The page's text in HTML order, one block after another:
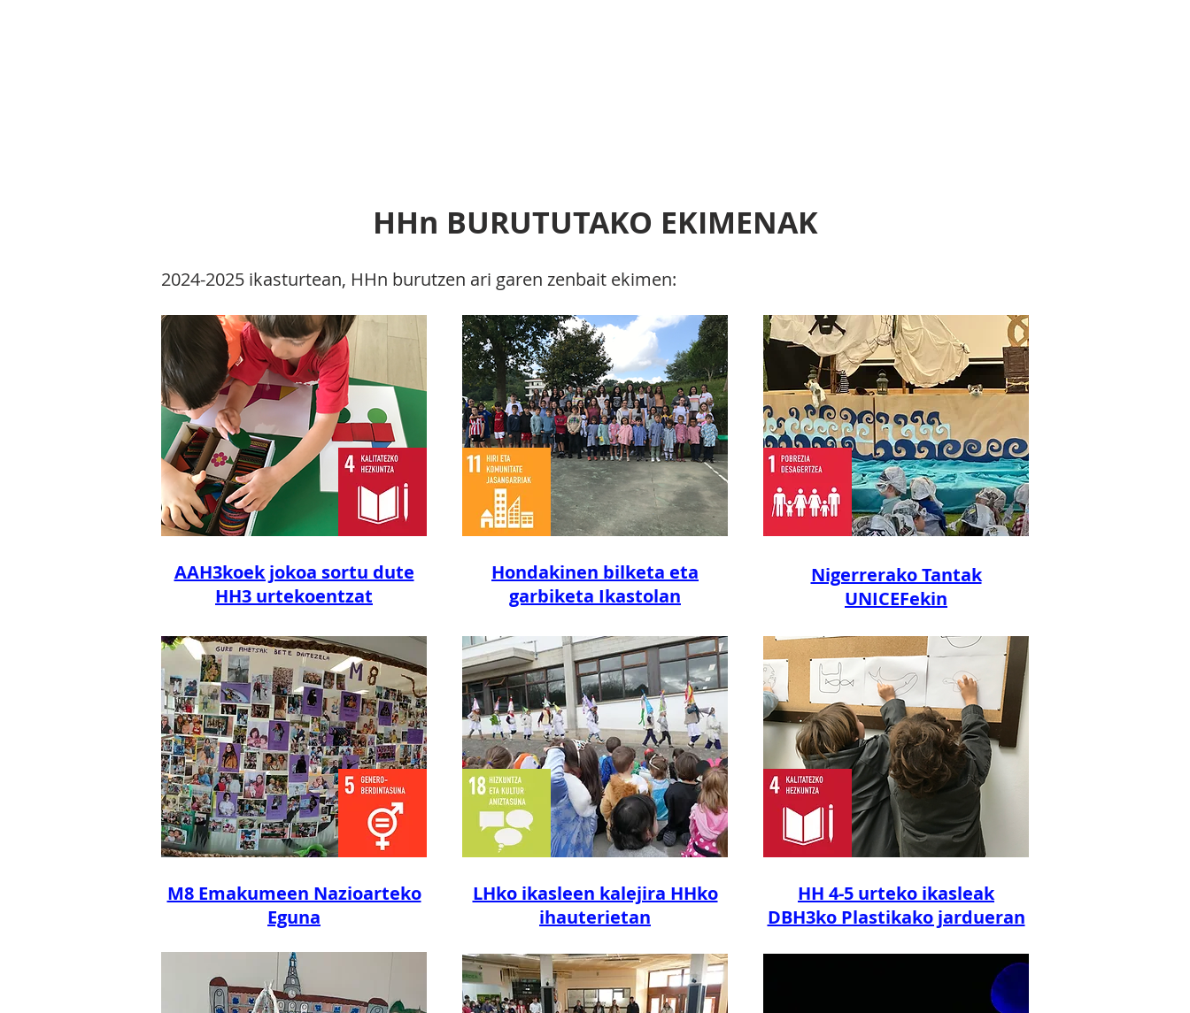
HHn BURUTUTAKO EKIMENAK
2024-2025 ikasturtean, HHn burutzen ari garen zenbait ekimen:
AAH3koek jokoa sortu dute
HH3 urtekoentzat
M8 Emakumeen Nazioarteko
Eguna
Hondakinen bilketa eta
garbiketa Ikastolan
LHko ikasleen kalejira HHko
ihauterietan
Nigerrerako Tantak
UNICEFekin
HH 4-5 urteko ikasleak
DBH3ko Plastikako jardueran